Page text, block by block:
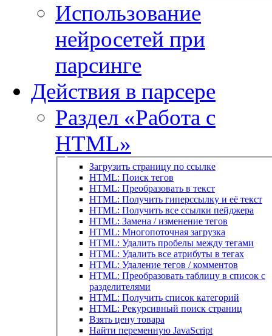
Использование
нейросетей при
парсинге
Действия в парсере
Раздел «Работа с
HTML»
Загрузить страницу по ссылке
HTML: Поиск тегов
HTML: Преобразовать в текст
HTML: Получить гиперссылку и её текст
HTML: Получить все ссылки пейджера
HTML: Замена / изменение тегов
HTML: Многопоточная загрузка
HTML: Удалить пробелы между тегами
HTML: Удалить все атрибуты в тегах
HTML: Удаление тегов / комментов
HTML: Преобразовать таблицу в список с
разделителями
HTML: Получить список категорий
HTML: Рекурсивный поиск страниц
Взять цену товара
Найти переменную JavaScript